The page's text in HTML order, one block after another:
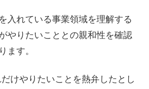
入れている事業領域を理解する
やりたいこととの親和性を確認
ます。
けやりたいことを熱弁したとし